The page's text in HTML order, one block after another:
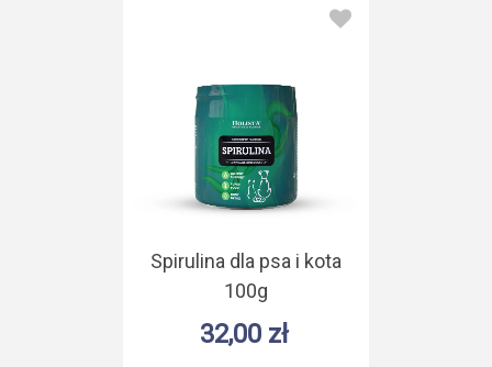
Spirulina dla psa i kota
100g
32,00 zł